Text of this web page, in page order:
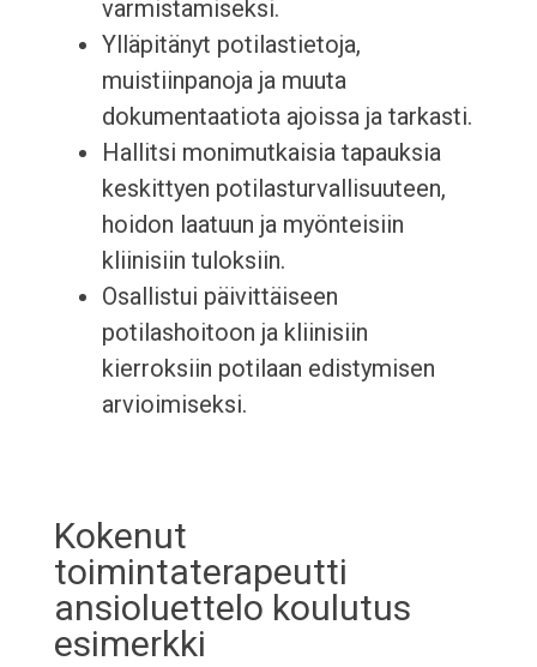
varmistamiseksi.
Ylläpitänyt potilastietoja,
muistiinpanoja ja muuta
dokumentaatiota ajoissa ja tarkasti.
Hallitsi monimutkaisia tapauksia
keskittyen potilasturvallisuuteen,
hoidon laatuun ja myönteisiin
kliinisiin tuloksiin.
Osallistui päivittäiseen
potilashoitoon ja kliinisiin
kierroksiin potilaan edistymisen
arvioimiseksi.
Kokenut
toimintaterapeutti
ansioluettelo koulutus
esimerkki